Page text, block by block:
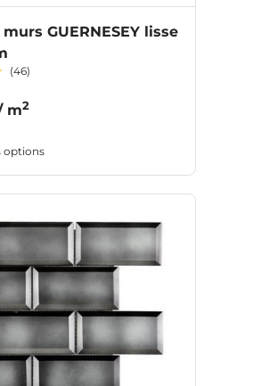
GUERNESEY lisse
(46)
m2
options